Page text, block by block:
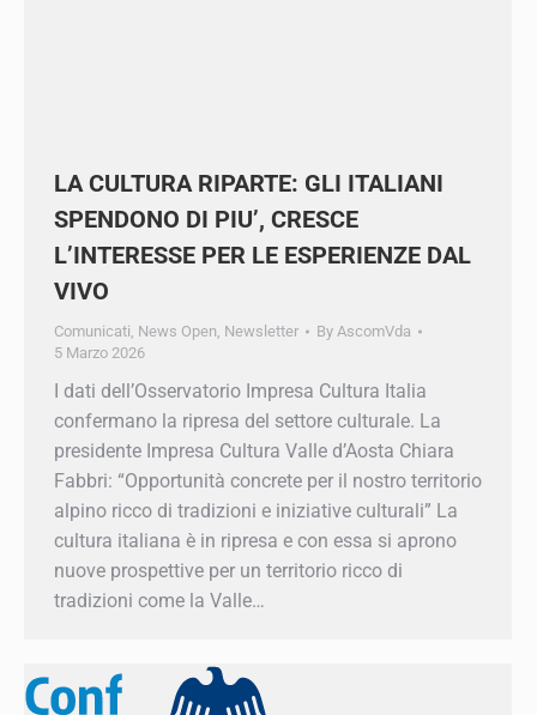
L’INTERESSE PER LE ESPERIENZE
DAL VIVO
Comunicati,News Open ,Newsletter ByAscomVda
5 Marzo 2026
I dati dell’Osservatorio Impresa Cultura Italia
confermano la ripresa del settore culturale. La
presidente Impresa Cultura Valle d’Aosta Chiara
Fabbri: “Opportunità concrete per il nostro
territorio alpino ricco di tradizioni e iniziative
culturali” La cultura italiana è in ripresa e con
essa si aprono nuove prospettive per un
territorio ricco di tradizioni come la Valle…